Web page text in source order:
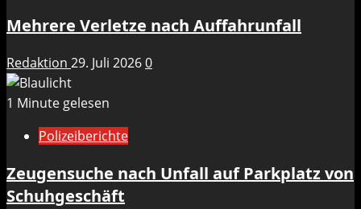
Mehrere Verletze nach Auffahrunfall
Redaktion 29. Juli 20260
1 Minute gelesen
Polizeiberichte
Zeugensuche nach Unfall auf Parkplatz von
Schuhgeschäft